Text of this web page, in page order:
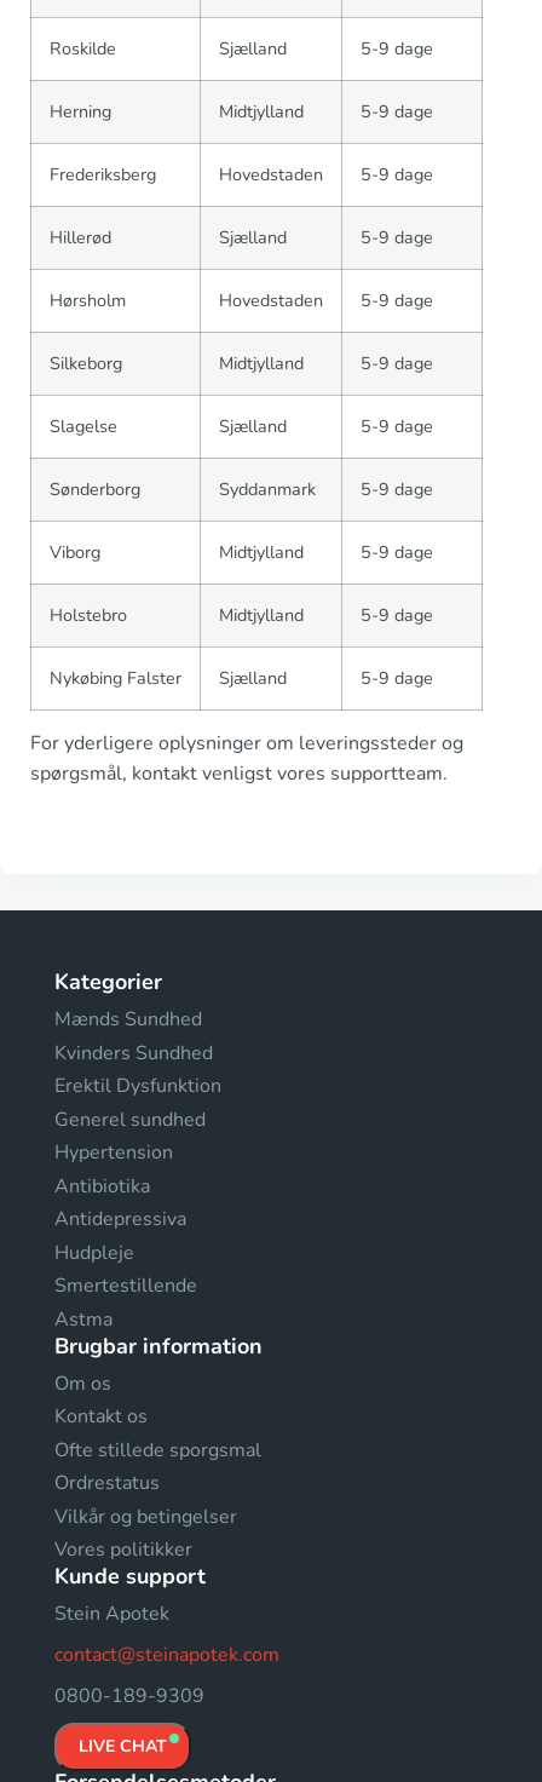
Roskilde Sjælland 5-9 dage
Herning Midtjylland 5-9 dage
Frederiksberg Hovedstaden 5-9 dage
Hillerød Sjælland 5-9 dage
Hørsholm Hovedstaden 5-9 dage
Silkeborg Midtjylland 5-9 dage
Slagelse Sjælland 5-9 dage
Sønderborg Syddanmark 5-9 dage
Viborg Midtjylland 5-9 dage
Holstebro Midtjylland 5-9 dage
Nykøbing Falster Sjælland 5-9 dage
For yderligere oplysninger om leveringssteder og
spørgsmål, kontakt venligst vores supportteam.
Kategorier
Mænds Sundhed
Kvinders Sundhed
Erektil Dysfunktion
Generel sundhed
Hypertension
Antibiotika
Antidepressiva
Hudpleje
Smertestillende
Astma
Brugbar information
Om os
Kontakt os
Ofte stillede sporgsmal
Ordrestatus
Vilkår og betingelser
Vores politikker
Kunde support
Stein Apotek
contact@steinapotek.com
0800-189-9309
LIVE CHAT